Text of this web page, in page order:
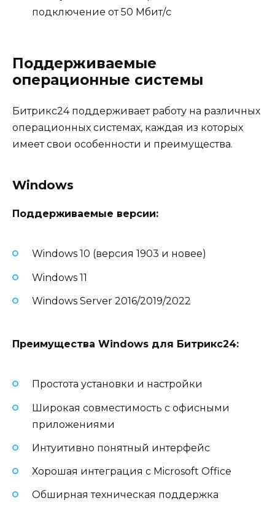
подключение от 50 Мбит/с
Поддерживаемые
операционные системы
Битрикс24 поддерживает работу на различных
операционных системах, каждая из которых
имеет свои особенности и преимущества.
Windows
Поддерживаемые версии:
Windows 10 (версия 1903 и новее)
Windows 11
Windows Server 2016/2019/2022
Преимущества Windows для Битрикс24:
Простота установки и настройки
Широкая совместимость с офисными
приложениями
Интуитивно понятный интерфейс
Хорошая интеграция с Microsoft Office
Обширная техническая поддержка